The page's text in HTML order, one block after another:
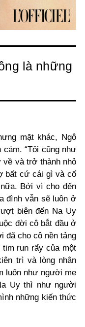
là những
mặt khác, Ngô
“Tôi cũng như
về và trở thành nhỏ
bất cứ cái gì và cố
Bởi vì cho đến
đình vẫn sẽ luôn ở
biên đến Na Uy
đời cô bắt đầu ở
đã cho cô nền tảng
run rẩy của một
trì và lòng nhân
luôn như người mẹ
Uy thì như người
những kiến thức